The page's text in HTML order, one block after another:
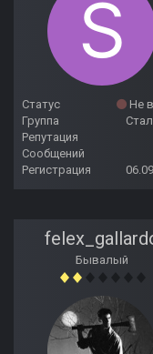
Статус
Не
Группа
Репутация
Сообщений
Регистрация
Бывалый